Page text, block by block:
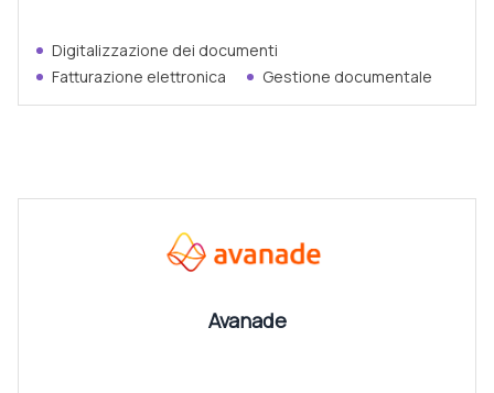
Digitalizzazione dei documenti
Fatturazione elettronica
Gestione documentale
Avanade